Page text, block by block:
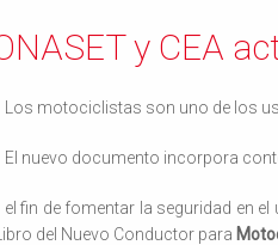
y CEA
Los motociclistas son uno de los
El nuevo documento incorpora
el fin de fomentar la seguridad en
del Nuevo Conductor para